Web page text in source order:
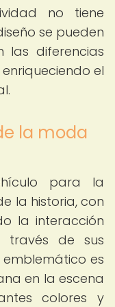
no tiene
se pueden
las diferencias
el
la moda
para la
la historia, con
la interacción
través de sus
emblemático es
en la escena
colores y